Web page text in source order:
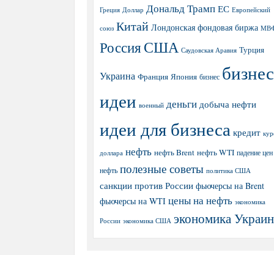
Греция Доллар Дональд Трамп ЕС Европейский
союз Китай Лондонская фондовая биржа
РоссияСША Саудовская Аравия Турция
Украина Франция Япония бизнес бизнес
идеи военный деньги добыча нефти
идеи для бизнеса кредит
доллара нефть нефть Brent нефть WTI падение
нефть полезные советы политика США
санкции против России фьючерсы на Brent
фьючерсы на WTI цены на нефть экономика
России экономика США экономика